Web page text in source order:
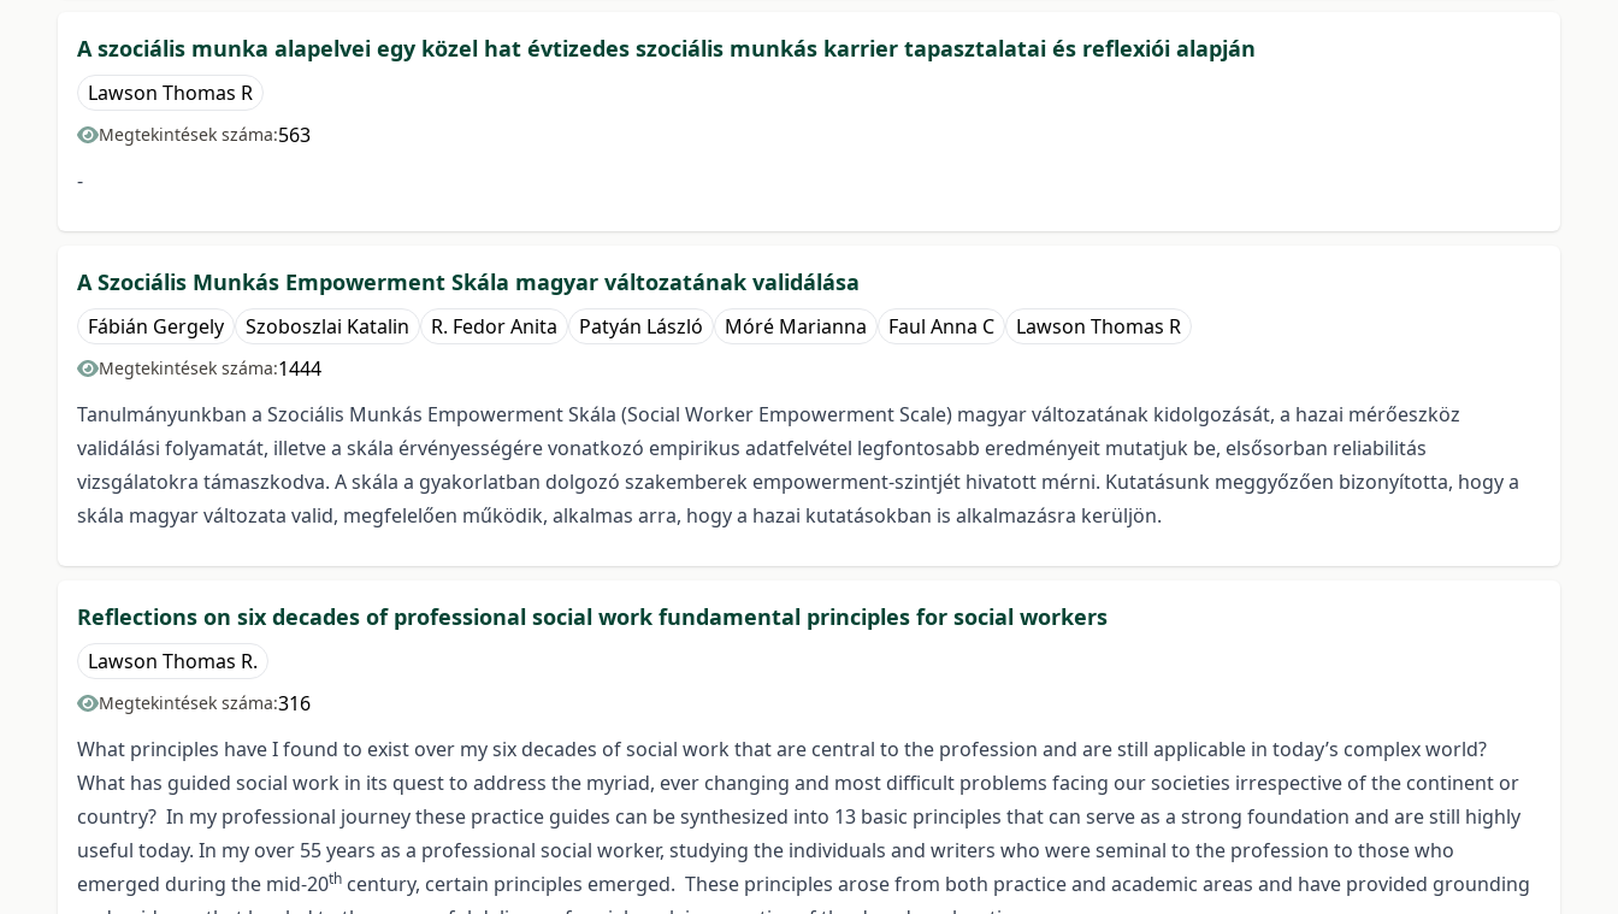
A szociális munka alapelvei egy közel hat évtizedes szociális munkás karrier tapasztalatai és reflexiói alapján
Lawson Thomas R
Megtekintések száma:563
-
A Szociális Munkás Empowerment Skála magyar változatának validálása
Fábián Gergely Szoboszlai Katalin R. Fedor Anita Patyán László Móré Marianna Faul Anna C Lawson Thomas R
Megtekintések száma:1444
Tanulmányunkban a Szociális Munkás Empowerment Skála (Social Worker Empowerment Scale) magyar változatának kidolgozását, a hazai mérőeszköz
validálási folyamatát, illetve a skála érvényességére vonatkozó empirikus adatfelvétel legfontosabb eredményeit mutatjuk be, elsősorban reliabilitás
vizsgálatokra támaszkodva. A skála a gyakorlatban dolgozó szakemberek empowerment-szintjét hivatott mérni. Kutatásunk meggyőzően bizonyította, hogy a
skála magyar változata valid, megfelelően működik, alkalmas arra, hogy a hazai kutatásokban is alkalmazásra kerüljön.
Reflections on six decades of professional social work fundamental principles for social workers
Lawson Thomas R.
Megtekintések száma:316
What principles have I found to exist over my six decades of social work that are central to the profession and are still applicable in today’s complex world?
What has guided social work in its quest to address the myriad, ever changing and most difficult problems facing our societies irrespective of the continent or
country? In my professional journey these practice guides can be synthesized into 13 basic principles that can serve as a strong foundation and are still highly
useful today. In my over 55 years as a professional social worker, studying the individuals and writers who were seminal to the profession to those who
emerged during the mid-20th century, certain principles emerged. These principles arose from both practice and academic areas and have provided grounding